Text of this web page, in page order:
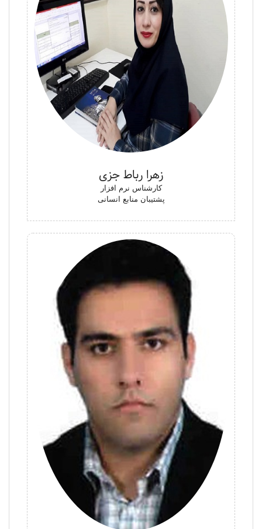
زهرا رباط جزی
کارشناس نرم افزار
پشتیبان منابع انسانی